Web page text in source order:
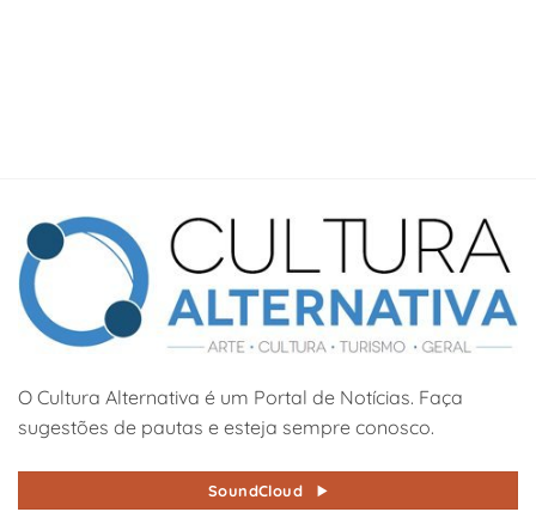
O Cultura Alternativa é um Portal de Notícias. Faça
sugestões de pautas e esteja sempre conosco.
SoundCloud